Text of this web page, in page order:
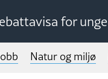
for unge
Natur og miljø